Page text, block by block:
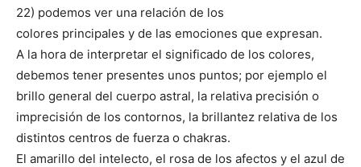
22) podemos ver una relación de los
colores principales y de las emociones que expresan.
A la hora de interpretar el significado de los colores,
debemos tener presentes unos puntos; por ejemplo el
brillo general del cuerpo astral, la relativa precisión o
imprecisión de los contornos, la brillantez relativa de los
distintos centros de fuerza o chakras.
El amarillo del intelecto, el rosa de los afectos y el azul de